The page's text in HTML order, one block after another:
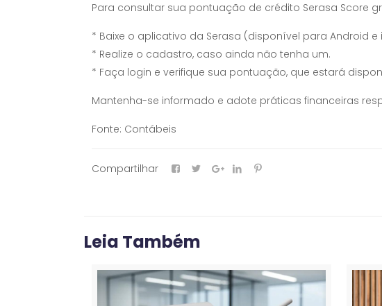
Para consultar sua pontuação de crédito Serasa Score
* Baixe o aplicativo da Serasa (disponível para Android e
* Realize o cadastro, caso ainda não tenha um.
* Faça login e verifique sua pontuação, que estará
Mantenha-se informado e adote práticas financeiras
Fonte: Contábeis
Compartilhar
Leia Também